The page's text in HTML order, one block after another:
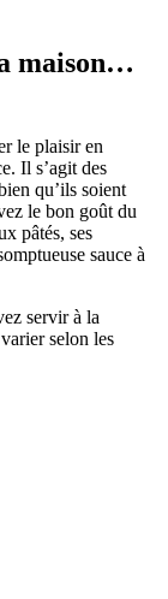
maison…
le plaisir en
Il s’agit des
qu’ils soient
le bon goût du
pâtés, ses
sauce à
servir à la
selon les